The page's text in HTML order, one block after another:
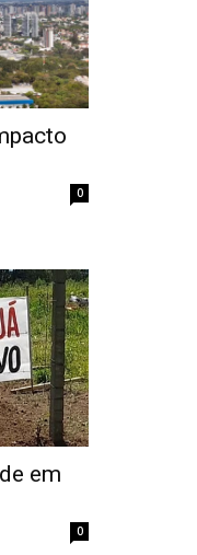
0
em
0